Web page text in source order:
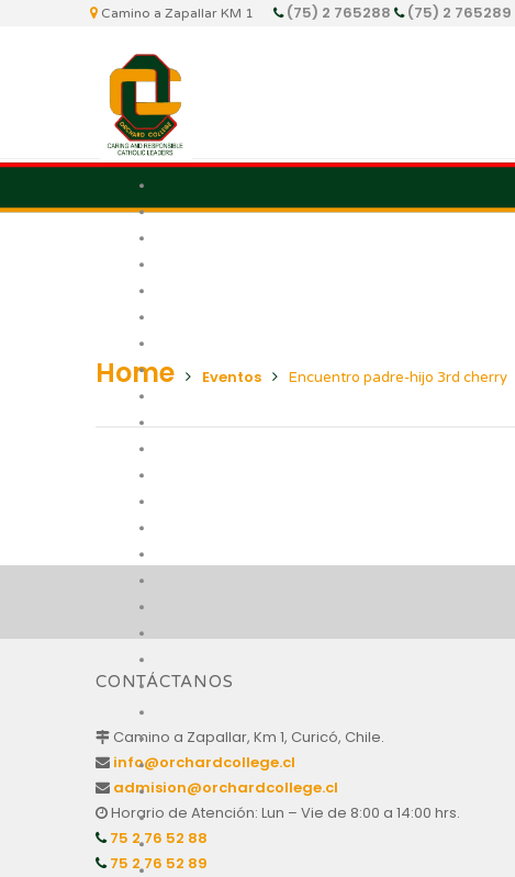
Camino a Zapallar KM 1 (75) 2 765288 (75) 2 765289
Home Eventos Encuentro padre-hijo 3rd cherry
CONTÁCTANOS
Camino a Zapallar, Km 1, Curicó, Chile.
info@orchardcollege.cl
admision@orchardcollege.cl
Horario de Atención: Lun – Vie de 8:00 a 14:00 hrs.
75 2 76 52 88
75 2 76 52 89